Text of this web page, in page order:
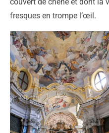
fresques en trompe l’œil.